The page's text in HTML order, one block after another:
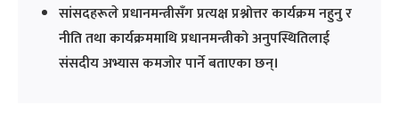
सांसदहरूले प्रधानमन्त्रीसँग प्रत्यक्ष प्रश्नोत्तर कार्यक्रम नहुनु र
नीति तथा कार्यक्रममाथि प्रधानमन्त्रीको अनुपस्थितिलाई
संसदीय अभ्यास कमजोर पार्ने बताएका छन्।